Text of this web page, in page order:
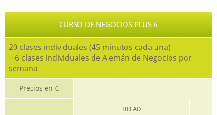
CURSO DE NEGOCIOS PLUS 6
20 clases individuales (45 minutos cada una)
+ 6 clases individuales de Alemán de Negocios por
semana
Precios en €
HD AD